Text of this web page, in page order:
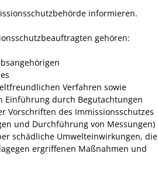
informieren.
gehören:
Verfahren sowie
Einführung durch Begutachtungen
Vorschriften des Immissionsschutzes
und Durchführung von Messungen)
schädliche Umwelteinwirkungen, die
ergriffenen Maßnahmen und